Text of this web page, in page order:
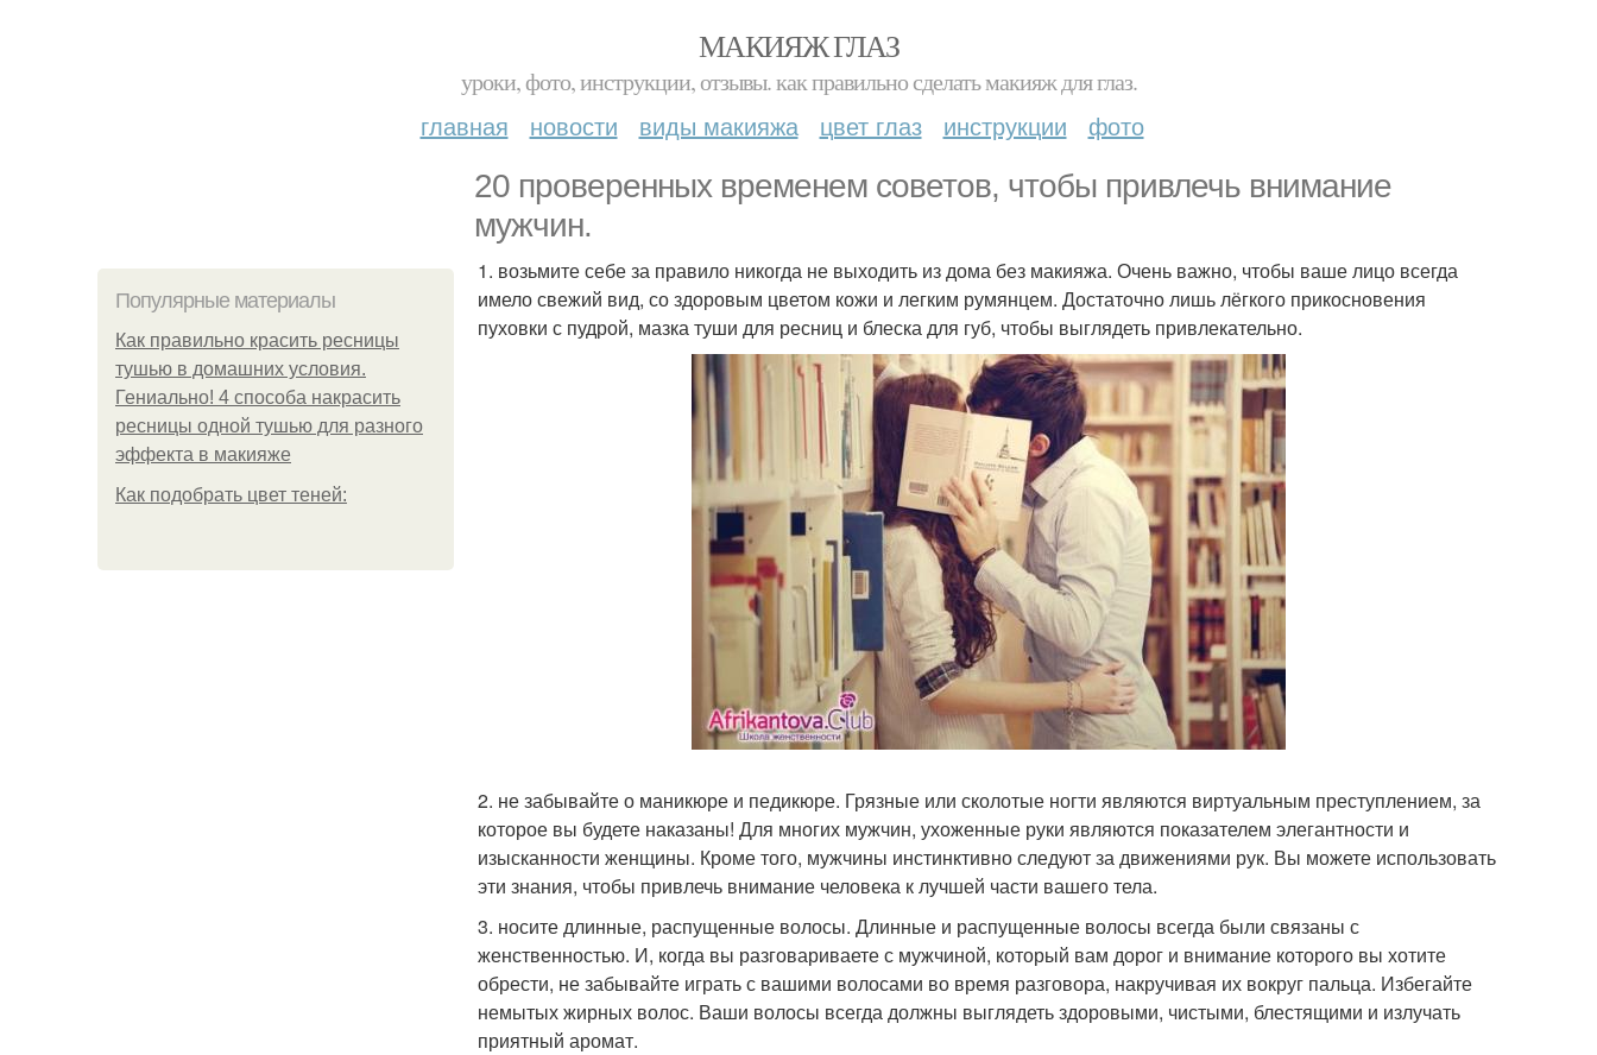
МАКИЯЖ ГЛАЗ
уроки, фото, инструкции, отзывы. как правильно сделать макияж для глаз.
главная новости виды макияжа цвет глаз инструкции фото
20 проверенных временем советов, чтобы привлечь внимание
мужчин.
Популярные материалы
Как правильно красить ресницы
тушью в домашних условия.
Гениально! 4 способа накрасить
ресницы одной тушью для разного
эффекта в макияже
Как подобрать цвет теней:
1. возьмите себе за правило никогда не выходить из дома без макияжа. Очень важно, чтобы ваше лицо всегда
имело свежий вид, со здоровым цветом кожи и легким румянцем. Достаточно лишь лёгкого прикосновения
пуховки с пудрой, мазка туши для ресниц и блеска для губ, чтобы выглядеть привлекательно.
2. не забывайте о маникюре и педикюре. Грязные или сколотые ногти являются виртуальным преступлением, за
которое вы будете наказаны! Для многих мужчин, ухоженные руки являются показателем элегантности и
изысканности женщины. Кроме того, мужчины инстинктивно следуют за движениями рук. Вы можете использовать
эти знания, чтобы привлечь внимание человека к лучшей части вашего тела.
3. носите длинные, распущенные волосы. Длинные и распущенные волосы всегда были связаны с
женственностью. И, когда вы разговариваете с мужчиной, который вам дорог и внимание которого вы хотите
обрести, не забывайте играть с вашими волосами во время разговора, накручивая их вокруг пальца. Избегайте
немытых жирных волос. Ваши волосы всегда должны выглядеть здоровыми, чистыми, блестящими и излучать
приятный аромат.